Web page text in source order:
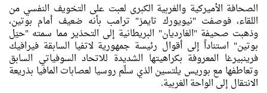
الصحافة الأميركية والغربية الكبرى لعبت على التخويف النفسي من
اللقاء، فوصفت "نيويورك تايمز" ترامب بأنه ضعيف أمام بوتين،
وذهبت صحيفة "الغارديان" البريطانية إلى التحذير مما سمته "حيَل
بوتين" استناداً إلى أقوال رئيسة جمهورية لاتفيا السابقة فيرافيك
فرينبيرغا المعروفة بكراهيتها الشديدة للاتحاد السوفياتي السابق
وتعاطفها مع بوريس يلتسين الذي سلّم روسيا لعصابات المافيا بذريعة
الانتقال إلى الواحة الغربية.